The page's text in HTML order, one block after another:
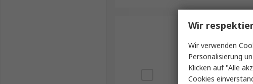
Wir
Wir verwenden
Personalisierung
Klicken auf "Alle
Cookies